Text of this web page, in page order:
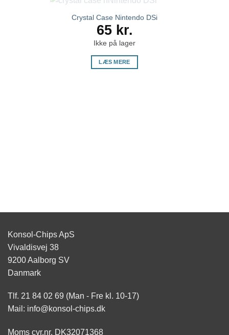
IKKE PÅ LAGER
Crystal Case Nintendo DSi
65 kr.
Ikke på lager
LÆS MERE
Konsol-Chips ApS
Vivaldisvej 38
9200 Aalborg SV
Danmark
Tlf. 21 84 02 69 (Man - Fre kl. 10-17)
Mail: info@konsol-chips.dk
Moms cvr.nr. DK32071368